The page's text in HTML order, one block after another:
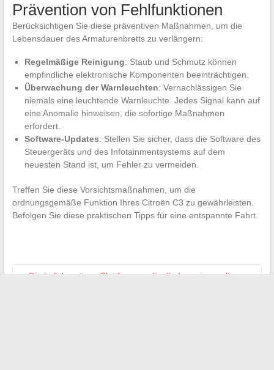
Prävention von Fehlfunktionen
Berücksichtigen Sie diese präventiven Maßnahmen, um die
Lebensdauer des Armaturenbretts zu verlängern:
Regelmäßige Reinigung: Staub und Schmutz können
empfindliche elektronische Komponenten beeinträchtigen.
Überwachung der Warnleuchten: Vernachlässigen Sie
niemals eine leuchtende Warnleuchte. Jedes Signal kann auf
eine Anomalie hinweisen, die sofortige Maßnahmen
erfordert.
Software-Updates: Stellen Sie sicher, dass die Software des
Steuergeräts und des Infotainmentsystems auf dem
neuesten Stand ist, um Fehler zu vermeiden.
Treffen Sie diese Vorsichtsmaßnahmen, um die
ordnungsgemäße Funktion Ihres Citroën C3 zu gewährleisten.
Befolgen Sie diese praktischen Tipps für eine entspannte Fahrt.
Die kollaborativen Plattformen, die die Ingenieurwelt